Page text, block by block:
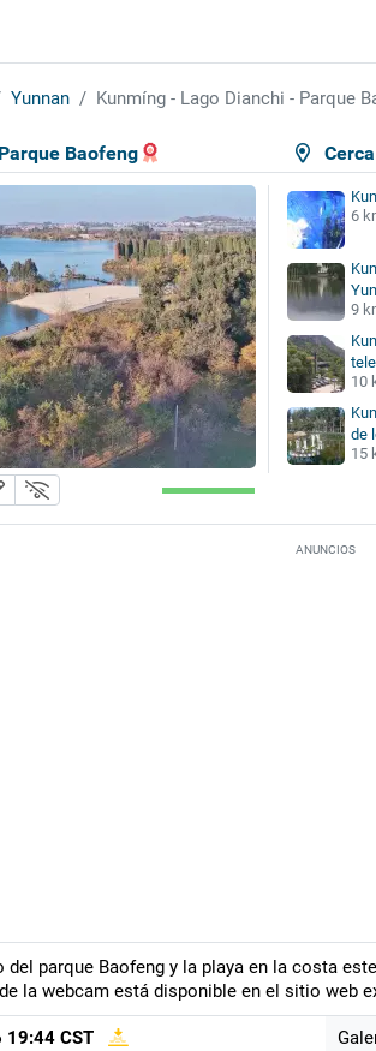
Yunnan Kunmíng - Lago Dianchi - Parque
Cerca
Baofeng
6
9
10
de
15
ANUNCIOS
del parque Baofeng y la playa en la costa
la webcam está disponible en el sitio web
CST